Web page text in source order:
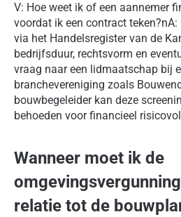
V: Hoe weet ik of een aannemer
voordat ik een contract
via het Handelsregister van de
bedrijfsduur, rechtsvorm en
vraag naar een lidmaatschap bij
branchevereniging zoals
bouwbegeleider kan deze
behoeden voor financieel
Wanneer moet ik de
relatie tot de